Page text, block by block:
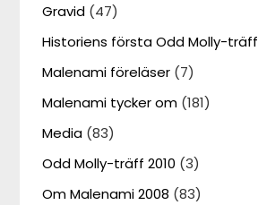
Gravid (47)
Historiens första Odd Molly-träff
Malenami föreläser (7)
Malenami tycker om (181)
Media (83)
Odd Molly-träff 2010 (3)
Om Malenami 2008 (83)